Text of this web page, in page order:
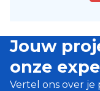
Jouw
onze
Vertel ons over